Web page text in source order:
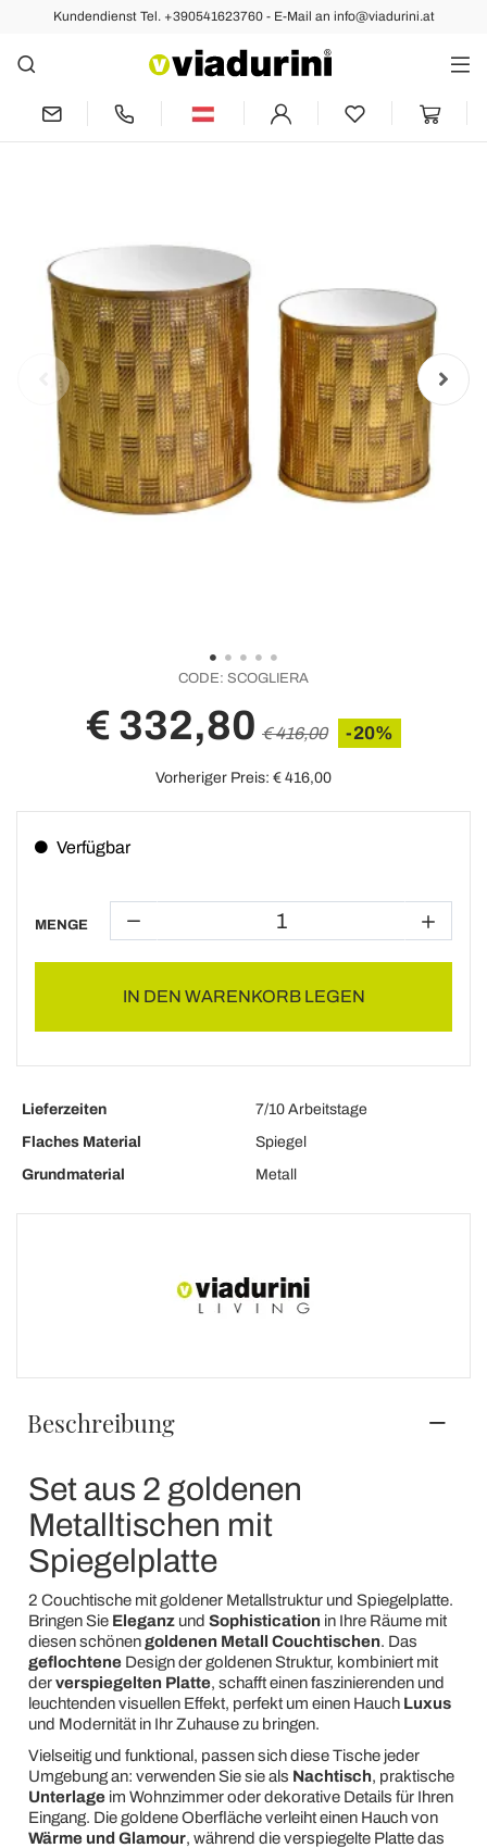
Kundendienst Tel. +390541623760 - E-Mail an info@viadurini.atVorher
2 Couchtische aus goldenem Metall mit
Spiegelplatte - Cliff
CODE: SCOGLIERA
€ 332,80 € 416,00 -20%
Vorheriger Preis: € 416,00
Verfügbar
MENGE
IN DEN WARENKORB LEGEN
Lieferzeiten
7/10 Arbeitstage
Flaches Material
Spiegel
Grundmaterial
Metall
Beschreibung
Set aus 2 goldenen
Metalltischen mit
Spiegelplatte
2 Couchtische mit goldener Metallstruktur und Spiegelplatte.
Bringen Sie Eleganzund Sophistication in Ihre Räume mit
diesen schönengoldenen Metall Couchtischen. Das
geflochteneDesign der goldenen Struktur, kombiniert mit
derverspiegelten Platte, schafft einen faszinierenden und
leuchtenden visuellen Effekt, perfekt um einen Hauch Luxus
und Modernität in Ihr Zuhause zu bringen.
Vielseitig und funktional, passen sich diese Tische jeder
Umgebung an: verwenden Sie sie als Nachtisch, praktische
Unterlageim Wohnzimmer oder dekorative Details für Ihren
Eingang. Die goldene Oberfläche verleiht einen Hauch von
Wärme und Glamour, während die verspiegelte Platte das